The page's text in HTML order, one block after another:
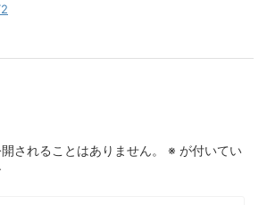
されることはありません。 ※ が付いてい